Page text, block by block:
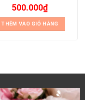
500.000₫
THÊM VÀO GIỎ HÀNG